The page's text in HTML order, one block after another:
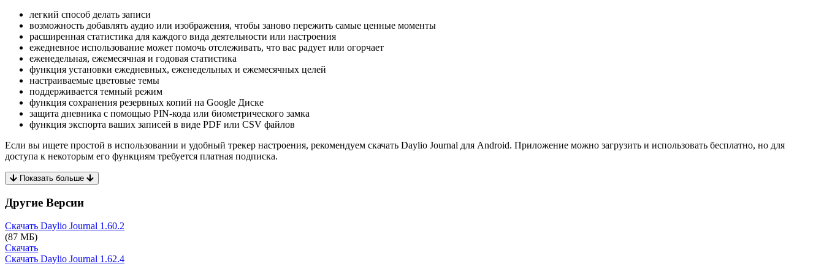
легкий способ делать записи
возможность добавлять аудио или изображения, чтобы заново пережить самые ценные моменты
расширенная статистика для каждого вида деятельности или настроения
ежедневное использование может помочь отслеживать, что вас радует или огорчает
еженедельная, ежемесячная и годовая статистика
функция установки ежедневных, еженедельных и ежемесячных целей
настраиваемые цветовые темы
поддерживается темный режим
функция сохранения резервных копий на Google Диске
защита дневника с помощью PIN-кода или биометрического замка
функция экспорта ваших записей в виде PDF или CSV файлов
Если вы ищете простой в использовании и удобный трекер настроения, рекомендуем скачать Daylio Journal для Android. Приложение можно загрузить и использовать бесплатно, но для
доступа к некоторым его функциям требуется платная подписка.
Показать больше
Другие Версии
Скачать Daylio Journal 1.60.2
(87 МБ)
Скачать
Скачать Daylio Journal 1.62.4